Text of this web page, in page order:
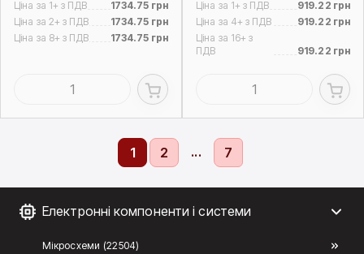
Електронні компоненти і системи
Мікросхеми (22504)
Ціна за 1+ з ПДВ
1734.75 грн
Ціна за 2+ з ПДВ
1734.75 грн
Ціна за 8+ з ПДВ
1734.75 грн
Ціна за 1+ з ПДВ
919.22 грн
Ціна за 4+ з ПДВ
919.22 грн
Ціна за 16+ з
ПДВ
919.22 грн
1 2 ... 7